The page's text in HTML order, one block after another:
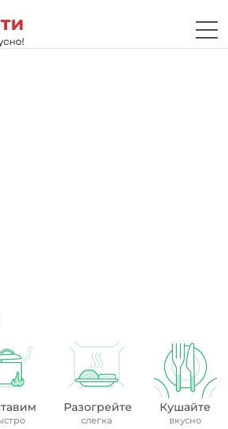
Разогрейте
слегка
Кушайте
вкусно